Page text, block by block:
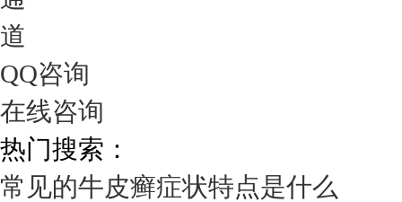
道
QQ咨询
在线咨询
热门搜索：
常见的牛皮癣症状特点是什么